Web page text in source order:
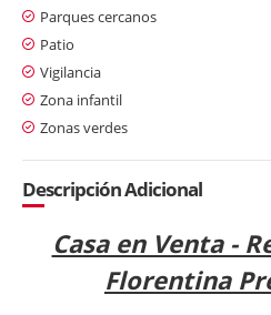
Parques cercanos
Patio
Vigilancia
Zona infantil
Zonas verdes
Descripción Adicional
Casa en Venta -
Florentina